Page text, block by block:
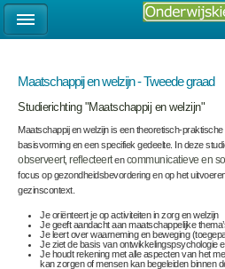
Maatschappij en welzijn - Tweede graad
Studierichting "Maatschappij en welzijn"
Maatschappij en welzijn is een theoretisch-
basisvorming en een specifiek gedeelte. In deze
observeert, reflecteertencommunicatieve en
focus op gezondheidsbevordering en op het
gezinscontext.
Je oriënteert je op activiteiten in zorg en welzijn
Je geeft aandacht aan maatschappelijke
Je leert over waarneming en beweging
Je ziet de basis van ontwikkelingspsychologie
Je houdt rekening met alle aspecten van het
kan zorgen of mensen kan begeleiden binnen